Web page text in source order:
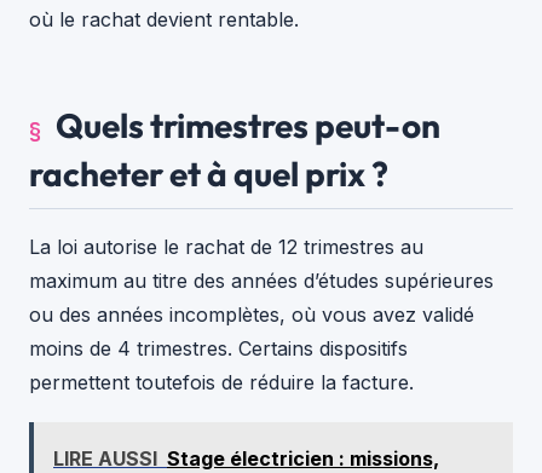
où le rachat devient rentable.
Quels trimestres peut-on
racheter et à quel prix ?
La loi autorise le rachat de 12 trimestres au
maximum au titre des années d’études supérieures
ou des années incomplètes, où vous avez validé
moins de 4 trimestres. Certains dispositifs
permettent toutefois de réduire la facture.
LIRE AUSSI Stage électricien : missions,